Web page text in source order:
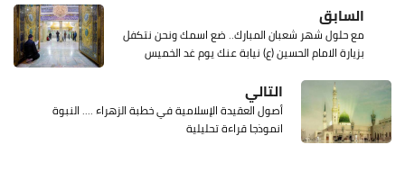
السابق
مع حلول شهر شعبان المبارك.. ضع اسمك ونحن نتكفل
بزيارة الامام الحسين (ع) نيابة عنك يوم غد الخميس
التالي
أصول العقيدة الإسلامية في خطبة الزهراء .... النبوة
انموذجا قراءة تحليلية